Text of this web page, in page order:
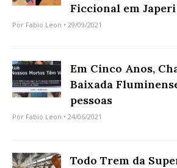
Ficcional em
Por Fabio Leon • 29/09/2021
Em Cinco Anos,
Baixada
pessoas
Por Fabio Leon • 24/06/2021
Todo Trem da